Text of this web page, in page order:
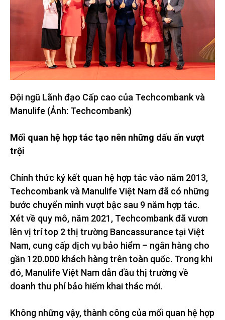
Đội ngũ Lãnh đạo Cấp cao của Techcombank và
Manulife (Ảnh: Techcombank)
Mối quan hệ hợp tác tạo nên những dấu ấn vượt
trội
Chính thức ký kết quan hệ hợp tác vào năm 2013,
Techcombank và Manulife Việt Nam đã có những
bước chuyển mình vượt bậc sau 9 năm hợp tác.
Xét về quy mô, năm 2021, Techcombank đã vươn
lên vị trí top 2 thị trường Bancassurance tại Việt
Nam, cung cấp dịch vụ bảo hiểm – ngân hàng cho
gần 120.000 khách hàng trên toàn quốc. Trong khi
đó, Manulife Việt Nam dẫn đầu thị trường về
doanh thu phí bảo hiểm khai thác mới.
Không những vậy, thành công của mối quan hệ hợp